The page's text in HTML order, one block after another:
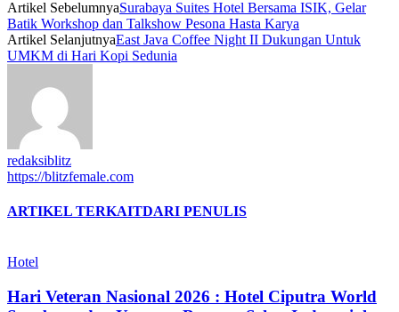
Artikel SebelumnyaSurabaya Suites Hotel Bersama ISIK, Gelar
Batik Workshop dan Talkshow Pesona Hasta Karya
Artikel SelanjutnyaEast Java Coffee Night II Dukungan Untuk
UMKM di Hari Kopi Sedunia
redaksiblitz
https://blitzfemale.com
ARTIKEL TERKAITDARI PENULIS
Hotel
Hari Veteran Nasional 2026 : Hotel Ciputra World